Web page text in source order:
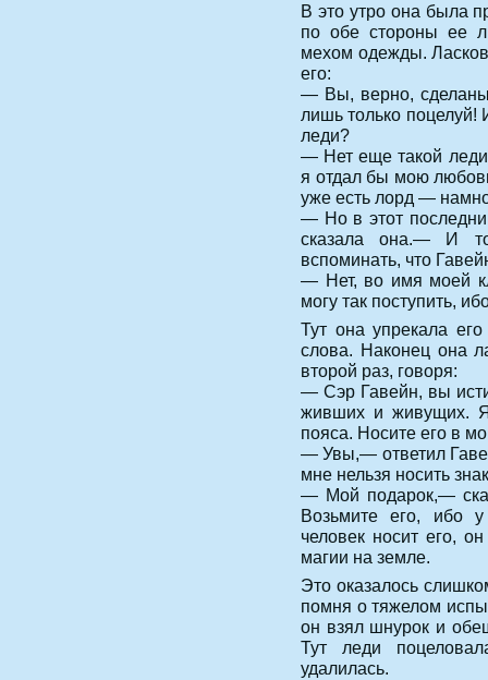
В это утро она была
по обе стороны ее
мехом одежды.
его:
— Вы, верно, сделаны
лишь только поцелуй!
леди?
— Нет еще такой
я отдал бы мою
уже есть лорд —
— Но в этот
сказала она.— И
вспоминать, что
— Нет, во имя моей
могу так поступить,
Тут она упрекала
слова. Наконец она
второй раз, говоря:
— Сэр Гавейн, вы
живших и живущих.
пояса. Носите его в
— Увы,— ответил
мне нельзя носить
— Мой подарок,—
Возьмите его, ибо
человек носит его,
магии на земле.
Это оказалось
помня о тяжелом
он взял шнурок и
Тут леди
удалилась.